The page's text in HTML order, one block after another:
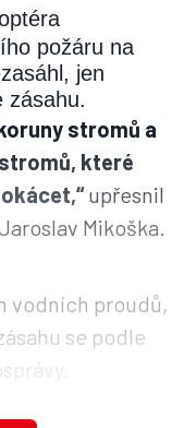
požáru na
jen
zásahu.
stromů a
které
upřesnil
Mikoška.
vodních proudů,
se podle